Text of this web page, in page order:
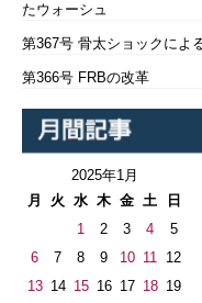
たウォーシュ
第367号 骨太ショックによ
第366号 FRBの改革
2025年1月
月
火 水 木 金 土 日
1 2 3 4
5
6
7 8 9 10 11 12
13 14 15 16 17 18 19